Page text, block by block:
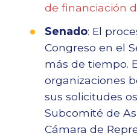
de financiación
Senado: El
Congreso en el
más de tiempo.
organizaciones
sus solicitudes
Subcomité de
Cámara de